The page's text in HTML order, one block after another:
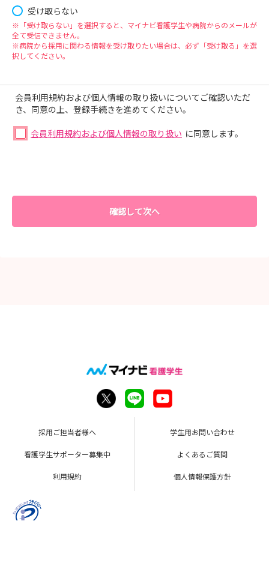
受け取らない
※「受け取らない」を選択すると、マイナビ看護学生や病院からのメールが
全て受信できません。
※病院から採用に関わる情報を受け取りたい場合は、必ず「受け取る」を選
択してください。
会員利用規約および個人情報の取り扱いについてご確認いただ
き、同意の上、登録手続きを進めてください。
会員利用規約および個人情報の取り扱い に同意します。
確認して次へ
採用ご担当者様へ 学生用お問い合わせ
看護学生サポーター募集中 よくあるご質問
利用規約 個人情報保護方針